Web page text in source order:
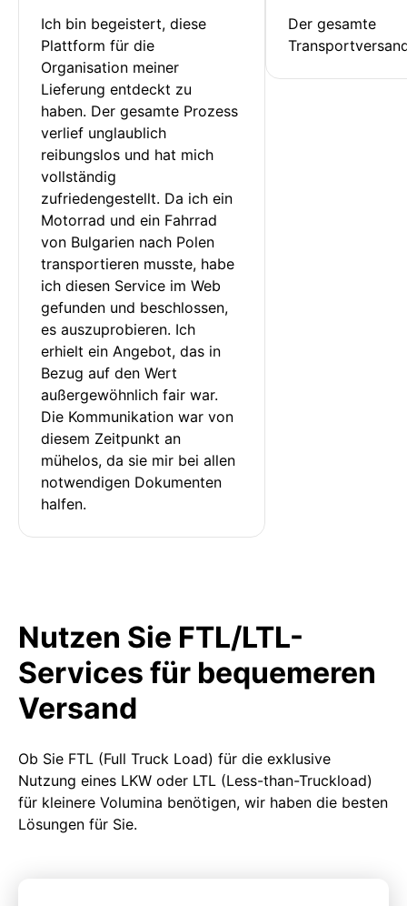
Ich bin begeistert, diese
Plattform für die
Organisation meiner
Lieferung entdeckt zu
haben. Der gesamte Prozess
verlief unglaublich
reibungslos und hat mich
vollständig
zufriedengestellt. Da ich ein
Motorrad und ein Fahrrad
von Bulgarien nach Polen
transportieren musste, habe
ich diesen Service im Web
gefunden und beschlossen,
es auszuprobieren. Ich
erhielt ein Angebot, das in
Bezug auf den Wert
außergewöhnlich fair war.
Die Kommunikation war von
diesem Zeitpunkt an
mühelos, da sie mir bei allen
notwendigen Dokumenten
halfen.
Der gesamte
Nutzen Sie FTL/LTL-
Services für bequemeren
Versand
Ob Sie FTL (Full Truck Load) für die exklusive
Nutzung eines LKW oder LTL (Less-than-Truckload)
für kleinere Volumina benötigen, wir haben die besten
Lösungen für Sie.